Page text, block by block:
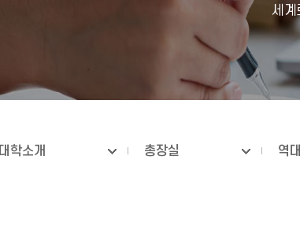
세계
대학소개 총장실 역